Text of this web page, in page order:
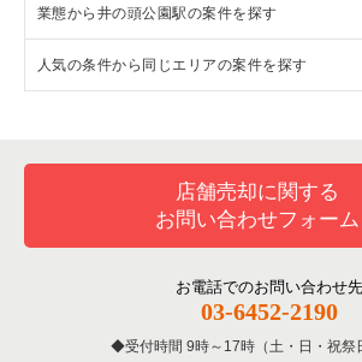
東京都下のイタリア料理の居抜き売却物件の
東京都下の中華の居抜き売却物件の案件一覧
東京都下の寿司の居抜き売却物件の案件一覧
東京都下の焼肉の居抜き売却物件の案件一覧
東京都下のアジア料理の居抜き売却物件の案
武蔵野市のフランス料理の居抜き売却物件の
武蔵野市のイタリア料理の居抜き売却物件の
武蔵野市のそば・うどんの居抜き売却物件の
武蔵野市の寿司の居抜き売却物件の案件一覧
武蔵野市のアジア料理の居抜き売却物件の案
吉祥寺駅のフランス料理の居抜き売却物件の
吉祥寺駅のイタリア料理の居抜き売却物件の
吉祥寺駅の焼肉の居抜き売却物件の案件一覧
吉祥寺駅のアジア料理の居抜き売却物件の案
吉祥寺駅のテイクアウトの居抜き売却物件の
業態から井の頭公園駅の案件を探す
井の頭公園駅のフランス料理の居抜き売却物
井の頭公園駅の寿司の居抜き売却物件の案件
井の頭公園駅のカフェの居抜き売却物件の案
井の頭公園駅のバーの居抜き売却物件の案件
人気の条件から同じエリアの案件を探す
武蔵野市の1階の飲食店の居抜き売却物件の
吉祥寺駅の1階の飲食店の居抜き売却物件の案
東京都下の1階のイタリア料理の居抜き売却
店舗売却に関する
お問い合わせフォーム
お電話でのお問い合わせ先
03-6452-2190
受付時間 9時～17時（土・日・祝祭